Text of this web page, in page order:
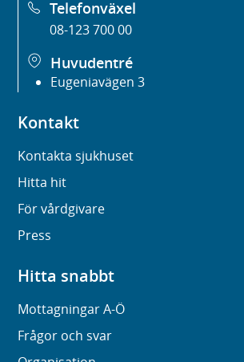
Telefonväxel
08-123 700 00
Huvudentré
Eugeniavägen 3
Kontakt
Kontakta sjukhuset
Hitta hit
För vårdgivare
Press
Hitta snabbt
Mottagningar A-Ö
Frågor och svar